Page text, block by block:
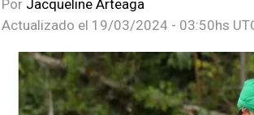
Por Jacqueline Arteaga
Actualizado el 19/03/2024 - 03:50hs